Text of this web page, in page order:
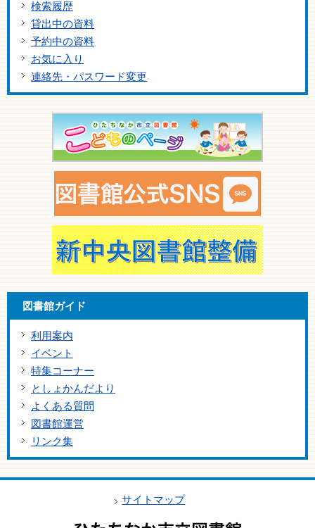
検索履歴
貸出中の資料
予約中の資料
お気に入り
連絡先・パスワード変更
図書館ガイド
利用案内
イベント
特集コーナー
としょかんだより
よくある質問
図書館運営
リンク集
サイトマップ